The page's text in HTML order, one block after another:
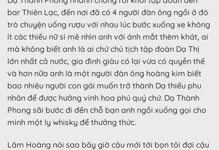
bar Thiên Lạc, đến nơi đã có 4 người đàn ông ngồi ở đó
trò chuyện uống rượu với nhau lúc bước xuống xe không
ít các thiếu nữ si mê nhìn anh với ánh mắt thèm khát, ai
mà không biết anh là ai chứ chủ tịch tập đoàn Dạ Thị
lớn nhất cả nước, gia đình giàu có lại vừa có quyền thế
và hơn nữa anh là một người đàn ông hoàng kim biết
bao nhiêu người con gái muốn trở thành Dạ thiếu phu
nhân để được hưởng vinh hoa phú quý chứ. Dạ Thành
Phong sãi bước đi đến chỗ bạn anh ngồi xuống gọi cho
mình một ly whisky để thưởng thức.
Lâm Hoàng nói sao bây giờ cậu mới tới bọn tôi đợi cậu